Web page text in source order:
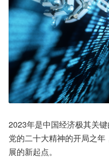
2023年是中国经济极其关
党的二十大精神的开局之
展的新起点。